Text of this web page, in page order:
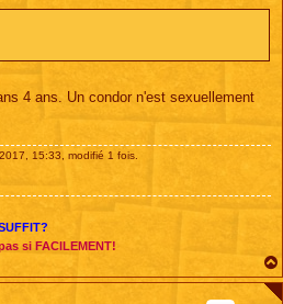
4 ans. Un condor n'est sexuellement
15:33, modifié 1 fois.
si FACILEMENT!